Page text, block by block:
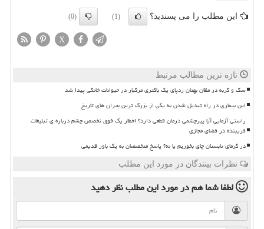
این مطلب را می پسندید؟ (1)
(0)
X
تازه ترین مطالب مرتبط
سگ و گربه در مظان بهتان ردپای یک باکتری مرگبار در حیوانات خانگی پیدا شد
این بیماری در راه تبدیل شدن به یکی از بزرگ ترین بحران های تاریخ
راستی آزمایی آیا پیرچشمی درمان قطعی دارد؟ اخطار یک فوق تخصص چشم درباره ی تبلیغات
فریبنده در فضای مجازی
در گرمای تابستان چای بخوریم یا نه؟ پاسخ متخصصان به یک باور قدیمی
نظرات بینندگان در مورد این مطلب
لطفا شما همدر مورد این مطلبنظر دهید